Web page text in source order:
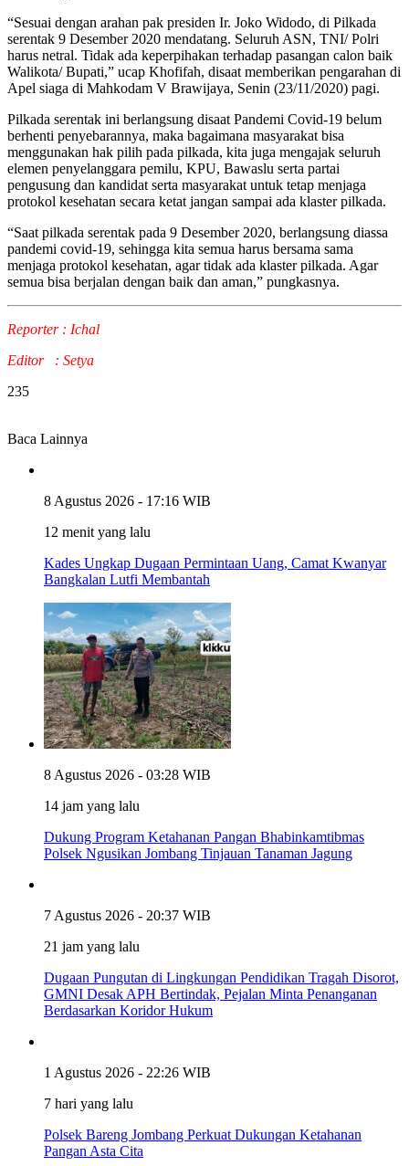
“Sesuai dengan arahan pak presiden Ir. Joko Widodo, di Pilkada
serentak 9 Desember 2020 mendatang. Seluruh ASN, TNI/ Polri
harus netral. Tidak ada keperpihakan terhadap pasangan calon baik
Walikota/ Bupati,” ucap Khofifah, disaat memberikan pengarahan di
Apel siaga di Mahkodam V Brawijaya, Senin (23/11/2020) pagi.
Pilkada serentak ini berlangsung disaat Pandemi Covid-19 belum
berhenti penyebarannya, maka bagaimana masyarakat bisa
menggunakan hak pilih pada pilkada, kita juga mengajak seluruh
elemen penyelanggara pemilu, KPU, Bawaslu serta partai
pengusung dan kandidat serta masyarakat untuk tetap menjaga
protokol kesehatan secara ketat jangan sampai ada klaster pilkada.
“Saat pilkada serentak pada 9 Desember 2020, berlangsung diassa
pandemi covid-19, sehingga kita semua harus bersama sama
menjaga protokol kesehatan, agar tidak ada klaster pilkada. Agar
semua bisa berjalan dengan baik dan aman,” pungkasnya.
Reporter : Ichal
Editor : Setya
235
Baca Lainnya
8 Agustus 2026 - 17:16 WIB
12 menit yang lalu
Kades Ungkap Dugaan Permintaan Uang, Camat Kwanyar
Bangkalan Lutfi Membantah
8 Agustus 2026 - 03:28 WIB
14 jam yang lalu
Dukung Program Ketahanan Pangan Bhabinkamtibmas
Polsek Ngusikan Jombang Tinjauan Tanaman Jagung
7 Agustus 2026 - 20:37 WIB
21 jam yang lalu
Dugaan Pungutan di Lingkungan Pendidikan Tragah Disorot,
GMNI Desak APH Bertindak, Pejalan Minta Penanganan
Berdasarkan Koridor Hukum
1 Agustus 2026 - 22:26 WIB
7 hari yang lalu
Polsek Bareng Jombang Perkuat Dukungan Ketahanan
Pangan Asta Cita